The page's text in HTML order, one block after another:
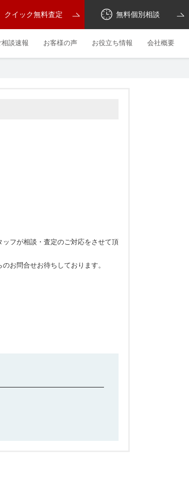
クイック無料査定 無料個別相談
相談速報 お客様の声 お役立ち情報 会社概要
フが相談・査定のご対応をさせて頂
お問合せお待ちしております。